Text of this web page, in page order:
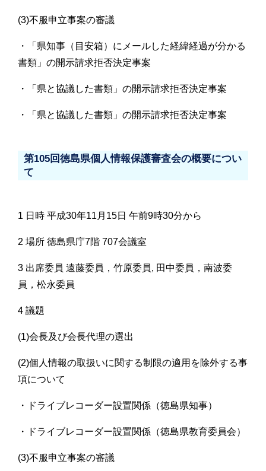
(3)不服申立事案の審議
・「県知事（目安箱）にメールした経緯経過が分かる
書類」の開示請求拒否決定事案
・「県と協議した書類」の開示請求拒否決定事案
・「県と協議した書類」の開示請求拒否決定事案
第105回徳島県個人情報保護審査会の概要につい
て
1 日時 平成30年11月15日 午前9時30分から
2 場所 徳島県庁7階 707会議室
3 出席委員 遠藤委員，竹原委員, 田中委員，南波委
員，松永委員
4 議題
(1)会長及び会長代理の選出
(2)個人情報の取扱いに関する制限の適用を除外する事
項について
・ドライブレコーダー設置関係（徳島県知事）
・ドライブレコーダー設置関係（徳島県教育委員会）
(3)不服申立事案の審議